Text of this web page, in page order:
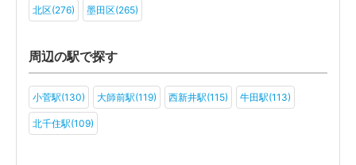
北区(276) 墨田区(265)
周辺の駅で探す
小菅駅(130) 大師前駅(119) 西新井駅(115) 牛田駅(113)
北千住駅(109)